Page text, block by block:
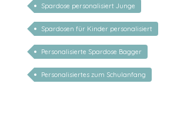
Spardose personalisiert Junge
Spardosen für Kinder personalisiert
Personalisierte Spardose Bagger
Personalisiertes zum Schulanfang